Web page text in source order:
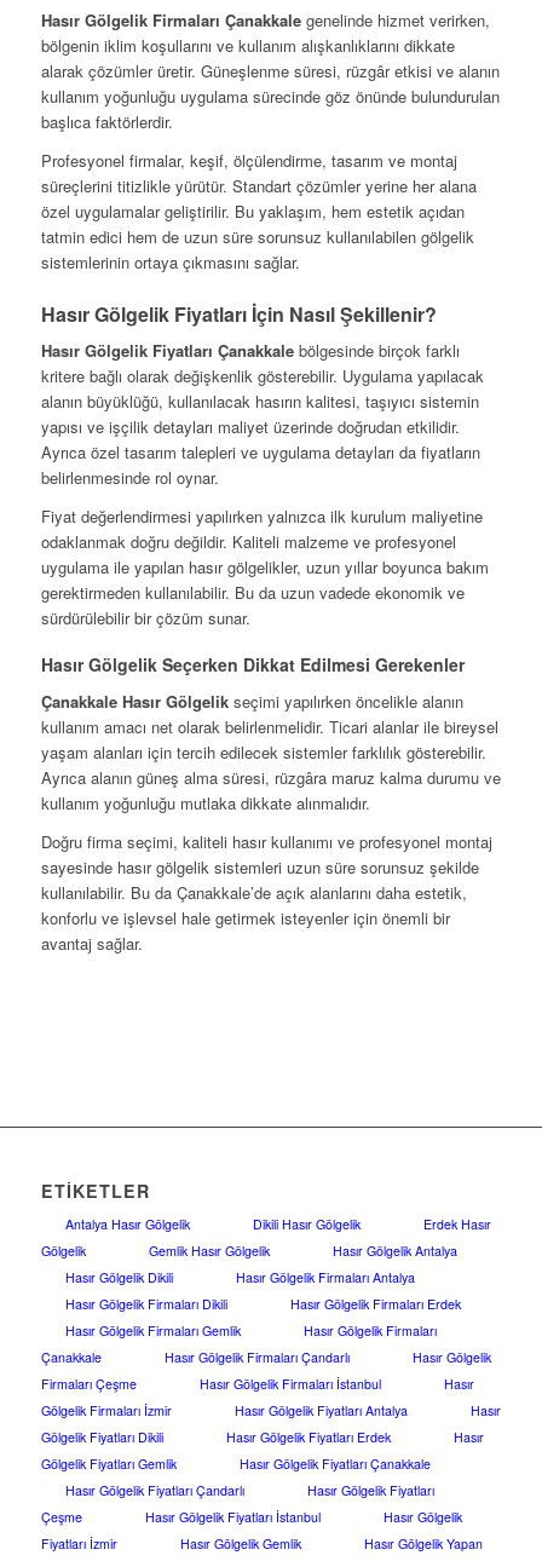
Hasır Gölgelik Firmaları Çanakkalegenelinde hizmet verirken,
bölgenin iklim koşullarını ve kullanım alışkanlıklarını dikkate
alarak çözümler üretir. Güneşlenme süresi, rüzgâr etkisi ve alanın
kullanım yoğunluğu uygulama sürecinde göz önünde bulundurulan
başlıca faktörlerdir.
Profesyonel firmalar, keşif, ölçülendirme, tasarım ve montaj
süreçlerini titizlikle yürütür. Standart çözümler yerine her alana
özel uygulamalar geliştirilir. Bu yaklaşım, hem estetik açıdan
tatmin edici hem de uzun süre sorunsuz kullanılabilen gölgelik
sistemlerinin ortaya çıkmasını sağlar.
Hasır Gölgelik Fiyatları İçin Nasıl Şekillenir?
Hasır Gölgelik Fiyatları Çanakkalebölgesinde birçok farklı
kritere bağlı olarak değişkenlik gösterebilir. Uygulama yapılacak
alanın büyüklüğü, kullanılacak hasırın kalitesi, taşıyıcı sistemin
yapısı ve işçilik detayları maliyet üzerinde doğrudan etkilidir.
Ayrıca özel tasarım talepleri ve uygulama detayları da fiyatların
belirlenmesinde rol oynar.
Fiyat değerlendirmesi yapılırken yalnızca ilk kurulum maliyetine
odaklanmak doğru değildir. Kaliteli malzeme ve profesyonel
uygulama ile yapılan hasır gölgelikler, uzun yıllar boyunca bakım
gerektirmeden kullanılabilir. Bu da uzun vadede ekonomik ve
sürdürülebilir bir çözüm sunar.
Hasır Gölgelik Seçerken Dikkat Edilmesi Gerekenler
Çanakkale Hasır Gölgelikseçimi yapılırken öncelikle alanın
kullanım amacı net olarak belirlenmelidir. Ticari alanlar ile bireysel
yaşam alanları için tercih edilecek sistemler farklılık gösterebilir.
Ayrıca alanın güneş alma süresi, rüzgâra maruz kalma durumu ve
kullanım yoğunluğu mutlaka dikkate alınmalıdır.
Doğru firma seçimi, kaliteli hasır kullanımı ve profesyonel montaj
sayesinde hasır gölgelik sistemleri uzun süre sorunsuz şekilde
kullanılabilir. Bu da Çanakkale’de açık alanlarını daha estetik,
konforlu ve işlevsel hale getirmek isteyenler için önemli bir
avantaj sağlar.
ETIKETLER
Antalya Hasır Gölgelik Dikili Hasır Gölgelik
Erdek Hasır
Gölgelik
Gemlik Hasır Gölgelik
Hasır Gölgelik Antalya
Hasır Gölgelik Dikili
Hasır Gölgelik Firmaları Antalya
Hasır Gölgelik Firmaları Dikili
Hasır Gölgelik Firmaları Erdek
Hasır Gölgelik Firmaları Gemlik
Hasır Gölgelik Firmaları
Çanakkale
Hasır Gölgelik Firmaları Çandarlı
Hasır Gölgelik
Firmaları Çeşme
Hasır Gölgelik Firmaları İstanbul
Hasır
Gölgelik Firmaları İzmir
Hasır Gölgelik Fiyatları Antalya
Hasır
Gölgelik Fiyatları Dikili
Hasır Gölgelik Fiyatları Erdek
Hasır
Gölgelik Fiyatları Gemlik
Hasır Gölgelik Fiyatları Çanakkale
Hasır Gölgelik Fiyatları Çandarlı
Hasır Gölgelik Fiyatları
Çeşme
Hasır Gölgelik Fiyatları İstanbul
Hasır Gölgelik
Fiyatları İzmir
Hasır Gölgelik Gemlik
Hasır Gölgelik Yapan